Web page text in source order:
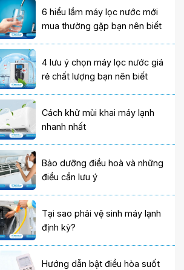
6 hiểu lầm máy lọc nước mới
mua thường gặp bạn nên biết
4 lưu ý chọn máy lọc nước giá
rẻ chất lượng bạn nên biết
Cách khử mùi khai máy lạnh
nhanh nhất
Bảo dưỡng điều hoà và những
điều cần lưu ý
Tại sao phải vệ sinh máy lạnh
định kỳ?
Hướng dẫn bật điều hòa suốt